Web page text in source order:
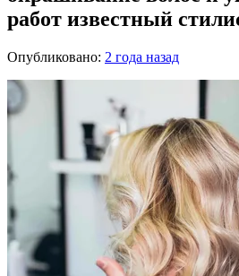
работ известный
Опубликовано: 2 года назад